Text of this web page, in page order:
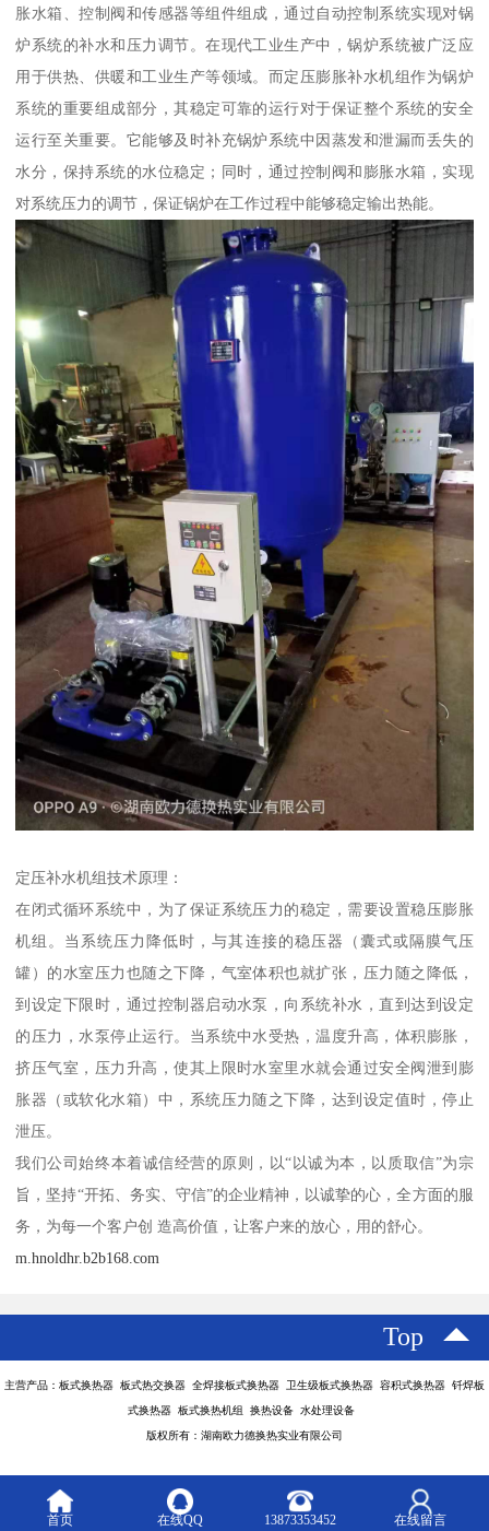
胀水箱、控制阀和传感器等组件组成，通过自动控制系统实现对锅
炉系统的补水和压力调节。在现代工业生产中，锅炉系统被广泛应
用于供热、供暖和工业生产等领域。而定压膨胀补水机组作为锅炉
系统的重要组成部分，其稳定可靠的运行对于保证整个系统的安全
运行至关重要。它能够及时补充锅炉系统中因蒸发和泄漏而丢失的
水分，保持系统的水位稳定；同时，通过控制阀和膨胀水箱，实现
对系统压力的调节，保证锅炉在工作过程中能够稳定输出热能。
定压补水机组技术原理：
在闭式循环系统中，为了保证系统压力的稳定，需要设置稳压膨胀
机组。当系统压力降低时，与其连接的稳压器（囊式或隔膜气压
罐）的水室压力也随之下降，气室体积也就扩张，压力随之降低，
到设定下限时，通过控制器启动水泵，向系统补水，直到达到设定
的压力，水泵停止运行。当系统中水受热，温度升高，体积膨胀，
挤压气室，压力升高，使其上限时水室里水就会通过安全阀泄到膨
胀器（或软化水箱）中，系统压力随之下降，达到设定值时，停止
泄压。
我们公司始终本着诚信经营的原则，以“以诚为本，以质取信”为宗
旨，坚持“开拓、务实、守信”的企业精神，以诚挚的心，全方面的服
务，为每一个客户创 造高价值，让客户来的放心，用的舒心。
m.hnoldhr.b2b168.com
Top
主营产品：板式换热器 板式热交换器 全焊接板式换热器 卫生级板式换热器 容积式换热器 钎焊板
式换热器 板式换热机组 换热设备 水处理设备
版权所有：湖南欧力德换热实业有限公司
首页 在线QQ 13873353452 在线留言